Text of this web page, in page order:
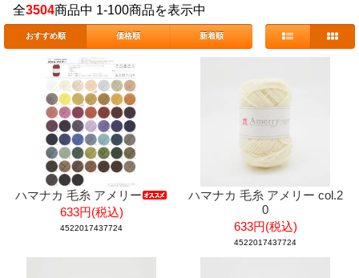
全3504商品中 1-100商品を表示中
おすすめ順 価格順 新着順
ハマナカ 毛糸 アメリー
633円(税込)
4522017437724
ハマナカ 毛糸 アメリー col.2
0
633円(税込)
4522017437724